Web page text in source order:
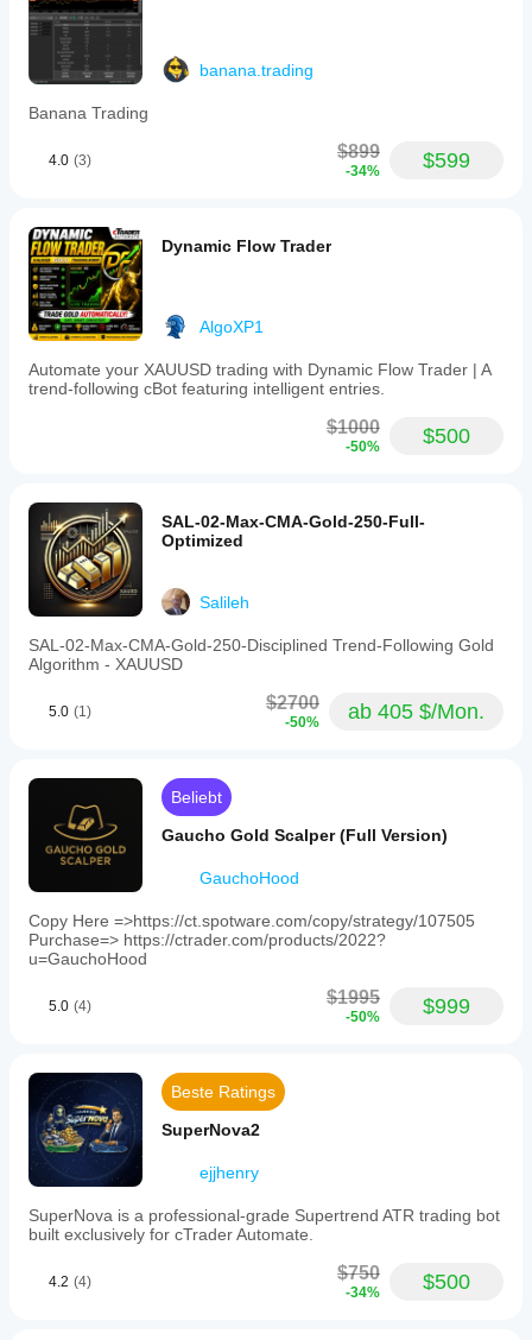
banana.trading
Banana Trading
4.0 (3) $899
-34% $599
Dynamic Flow Trader
AlgoXP1
Automate your XAUUSD trading with Dynamic Flow Trader | A
trend-following cBot featuring intelligent entries.
$1000
-50% $500
SAL-02-Max-CMA-Gold-250-Full-
Optimized
Salileh
SAL-02-Max-CMA-Gold-250-Disciplined Trend-Following Gold
Algorithm - XAUUSD
5.0 (1) $2700
-50% ab 405 $/Mon.
Beliebt
Gaucho Gold Scalper (Full Version)
GauchoHood
Copy Here =>https://ct.spotware.com/copy/strategy/107505
Purchase=> https://ctrader.com/products/2022?
u=GauchoHood
5.0 (4) $1995
-50% $999
Beste Ratings
SuperNova2
ejjhenry
SuperNova is a professional-grade Supertrend ATR trading bot
built exclusively for cTrader Automate.
4.2 (4) $750
-34% $500